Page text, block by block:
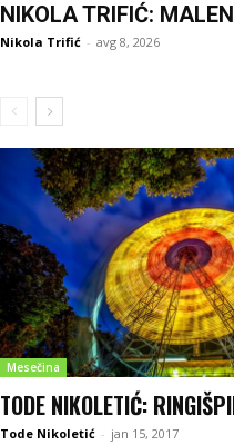
NIKOLA TRIFIĆ:
Nikola Trifić - avg 8, 2026
Mesečina
TODE NIKOLETIĆ:
Tode Nikoletić - jan 15, 2017